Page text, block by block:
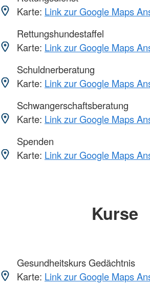
Karte: Link zur Google Maps
Rettungshundestaffel
Karte: Link zur Google Maps
Schuldnerberatung
Karte: Link zur Google Maps
Schwangerschaftsberatung
Karte: Link zur Google Maps
Spenden
Karte: Link zur Google Maps
Kurse
Gesundheitskurs Gedächtnis
Karte: Link zur Google Maps